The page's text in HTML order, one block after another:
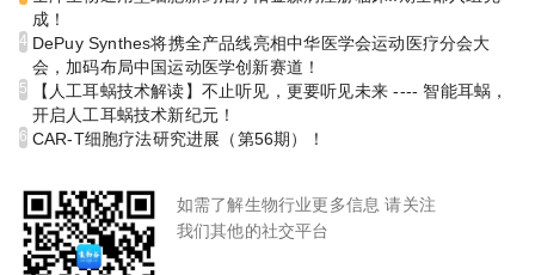
成！
4 DePuy Synthes将携全产品线亮相中华医学会运动医疗分会大
会，加码布局中国运动医学创新赛道！
5
【人工耳蜗技术解读】不止听见，更要听见未来 ---- 智能耳蜗，
开启人工耳蜗技术新纪元！
6 CAR-T细胞疗法研究进展（第56期）！
如需了解生物行业更多信息 请关注
我们其他的社交平台